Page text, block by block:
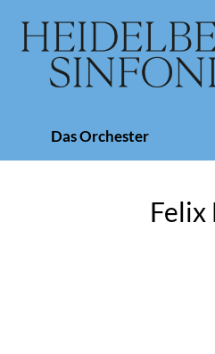
überspringenDas Orchester
Felix